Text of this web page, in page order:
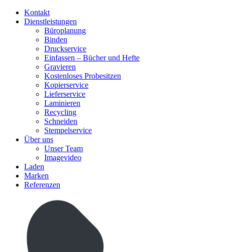
Kontakt
Dienstleistungen
Büroplanung
Binden
Druckservice
Einfassen – Bücher und Hefte
Gravieren
Kostenloses Probesitzen
Kopierservice
Lieferservice
Laminieren
Recycling
Schneiden
Stempelservice
Über uns
Unser Team
Imagevideo
Laden
Marken
Referenzen